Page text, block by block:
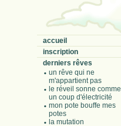
accueil
inscription
derniers rêves
un rêve qui ne
m'appartient pas
le réveil sonne comme
un coup d'électricité
mon pote bouffe mes
potes
la mutation